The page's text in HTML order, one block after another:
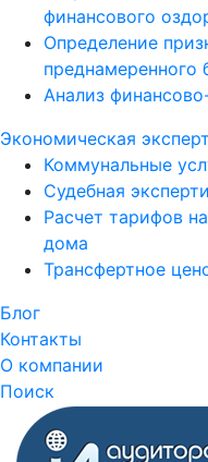
финансового
Определение
преднамеренного
Анализ
Экономическая
Коммунальные
Судебная
Расчет тарифов
дома
Трансфертное
Блог
Контакты
О компании
Поиск